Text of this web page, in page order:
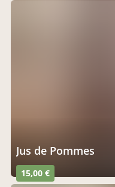
Jus de Pommes
15,00 €